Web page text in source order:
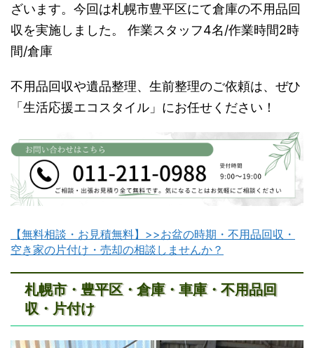
ざいます。今回は札幌市豊平区にて倉庫の不用品回
収を実施しました。 作業スタッフ4名/作業時間2時
間/倉庫
不用品回収や遺品整理、生前整理のご依頼は、ぜひ
「生活応援エコスタイル」にお任せください！
【無料相談・お見積無料】>>お盆の時期・不用品回収・
空き家の片付け・売却の相談しませんか？
札幌市・豊平区・倉庫・車庫・不用品回
収・片付け